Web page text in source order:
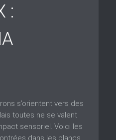
:
s’orientent vers des
toutes ne se valent
sensoriel. Voici les
dans les blancs